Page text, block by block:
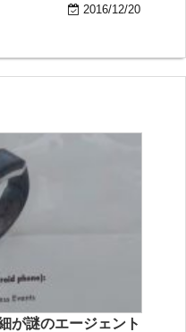
2016/12/20
が謎のエージェント